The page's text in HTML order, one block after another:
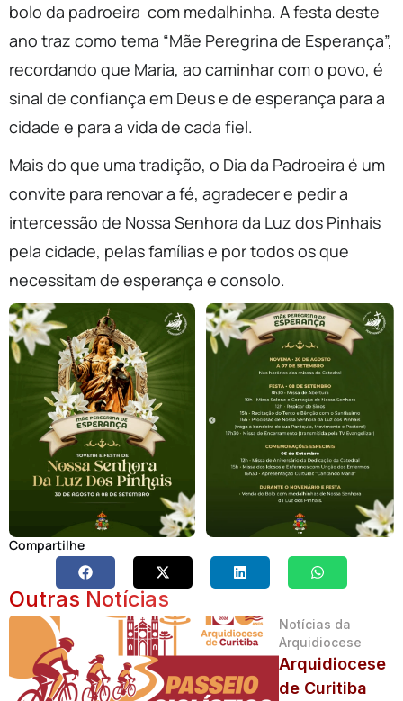
bolo da padroeira com medalhinha. A festa deste
ano traz como tema “Mãe Peregrina de Esperança”,
recordando que Maria, ao caminhar com o povo, é
sinal de confiança em Deus e de esperança para a
cidade e para a vida de cada fiel.
Mais do que uma tradição, o Dia da Padroeira é um
convite para renovar a fé, agradecer e pedir a
intercessão de Nossa Senhora da Luz dos Pinhais
pela cidade, pelas famílias e por todos os que
necessitam de esperança e consolo.
Compartilhe
Outras Notícias
Notícias da
Arquidiocese
Arquidiocese
de Curitiba